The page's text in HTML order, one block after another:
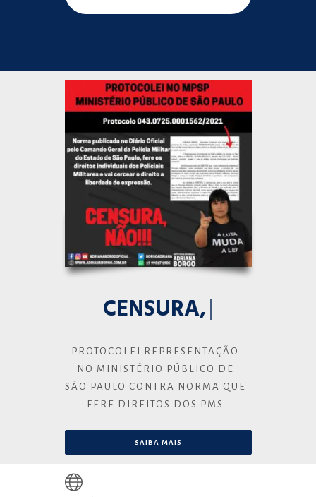
CENSURA, NÃO!
PROTOCOLEI REPRESENTAÇÃO
NO MINISTÉRIO PÚBLICO DE
SÃO PAULO CONTRA NORMA QUE
FERE DIREITOS DOS PMS
SAIBA MAIS